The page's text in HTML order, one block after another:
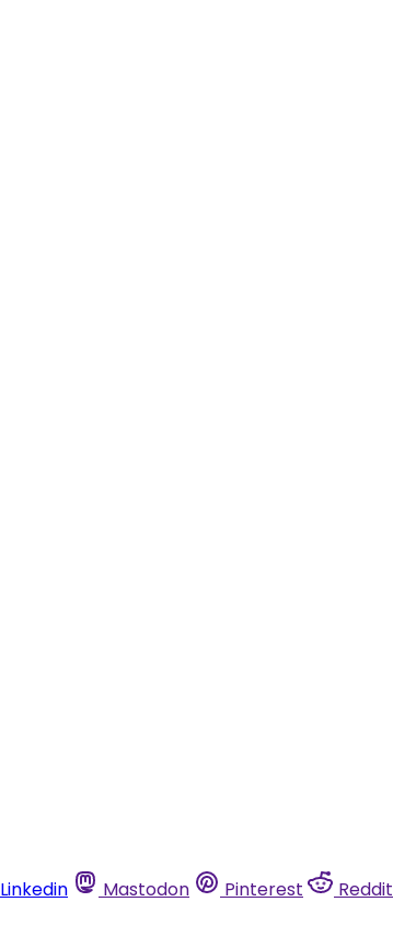
Linkedin Mastodon Pinterest Reddit